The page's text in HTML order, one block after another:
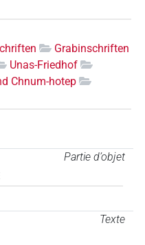
Grabinschriften
Unas-Friedhof
Chnum-hotep
Partie d’objet
Texte